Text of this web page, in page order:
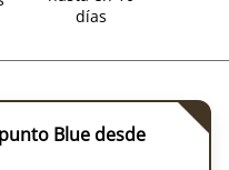
días
Blue desde